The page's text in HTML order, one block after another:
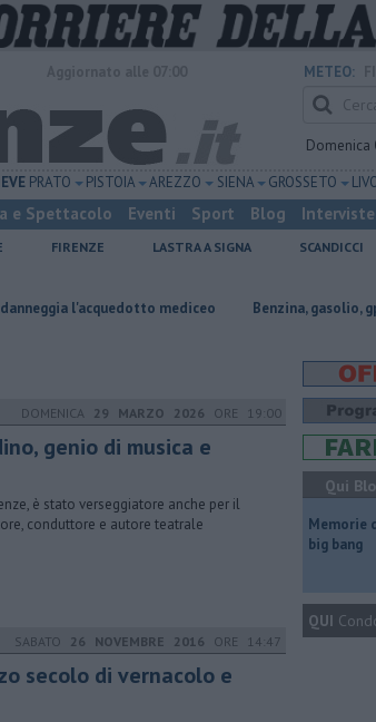
METEO:
Domenica
PRATO PISTOIA AREZZO SIENA GROSSETO
e Spettacolo Eventi Sport Blog Interviste
FIRENZE LASTRA A SIGNA SCANDICCI
mediceo ​Benzina, gasolio, gpl, ecco dove
DOMENICA 29 MARZO 2026 ORE 19:00
genio di musica e
è stato verseggiatore anche per il
conduttore e autore teatrale
SABATO 26 NOVEMBRE 2016 ORE 14:47
secolo di vernacolo e
Qui
Memorie
big bang
QUI